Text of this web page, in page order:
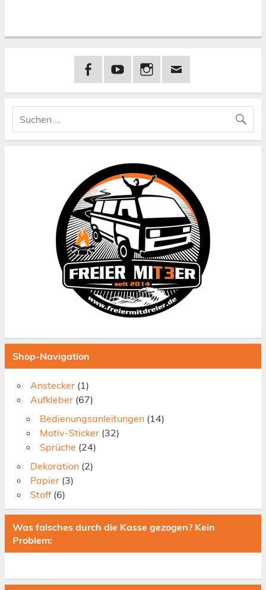
Shop-Navigation
Anstecker (1)
Aufkleber (67)
Bedienungsanleitungen (14)
Motiv-Sticker (32)
Sprüche (24)
Dekoration (2)
Papier (3)
Stoff (6)
Was falsches durch die Kasse gezogen? Kein
Problem: